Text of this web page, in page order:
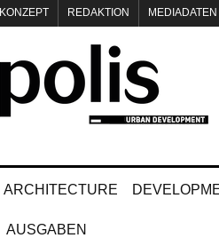
KONZEPT REDAKTION MEDIADATEN
ARCHITECTURE
AUSGABEN